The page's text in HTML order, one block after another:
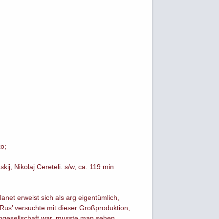
Nikolaj Cereteli. s/w, ca. 119 min
erweist sich als arg eigentümlich,
versuchte mit dieser Großproduktion,